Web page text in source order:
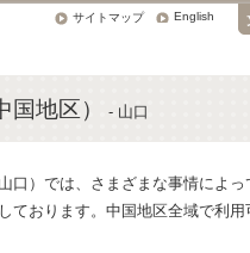
地区） - 山口
口）では、さまざまな事情によ
ております。中国地区全域で利
サイトマップ English